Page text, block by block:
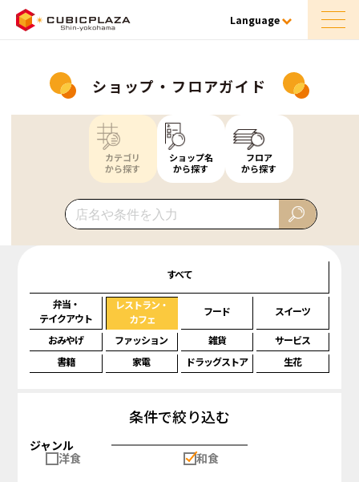
Language
ショップ・フロアガイド
カテゴリ
から探す
ショップ名
から探す
フロア
から探す
すべて
弁当・
テイクアウト
レストラン・
カフェ
フード スイーツ
おみやげ ファッション 雑貨
サービス
書籍
家電 ドラッグストア 生花
条件で絞り込む
ジャンル
洋食
和食